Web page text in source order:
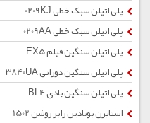
پلی اتیلن سبک خطی 0209KJ
پلی اتیلن سبک خطی 0209AA
پلی اتیلن سنگین فیلم EX5
پلی اتیلن سنگین دورانی 3840UA
پلی اتیلن سنگین بادی BL4
استایرن بوتادین رابر روشن 1502